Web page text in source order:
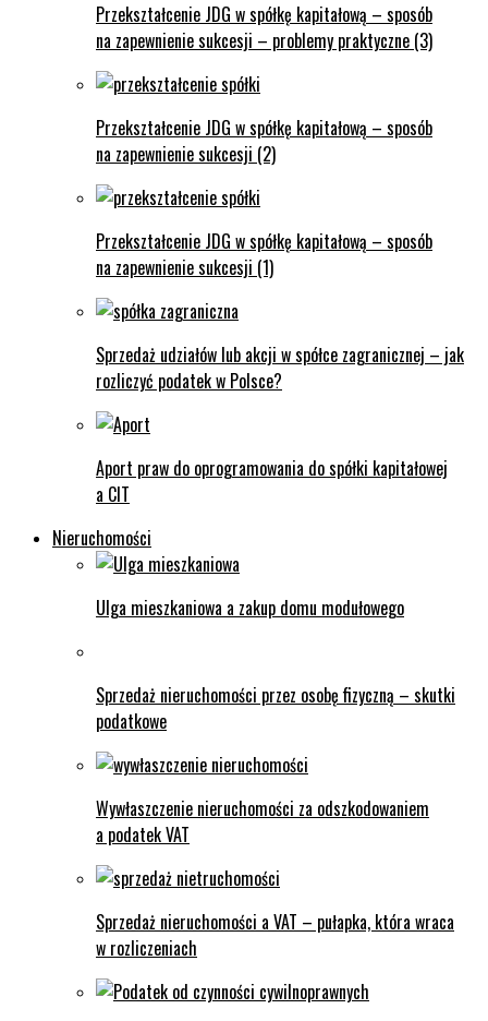
Przekształcenie JDG w spółkę kapitałową – sposób
na zapewnienie sukcesji – problemy praktyczne (3)
Przekształcenie JDG w spółkę kapitałową – sposób
na zapewnienie sukcesji (2)
Przekształcenie JDG w spółkę kapitałową – sposób
na zapewnienie sukcesji (1)
Sprzedaż udziałów lub akcji w spółce zagranicznej – jak
rozliczyć podatek w Polsce?
Aport praw do oprogramowania do spółki kapitałowej
a CIT
Nieruchomości
Ulga mieszkaniowa a zakup domu modułowego
Sprzedaż nieruchomości przez osobę fizyczną – skutki
podatkowe
Wywłaszczenie nieruchomości za odszkodowaniem
a podatek VAT
Sprzedaż nieruchomości a VAT – pułapka, która wraca
w rozliczeniach